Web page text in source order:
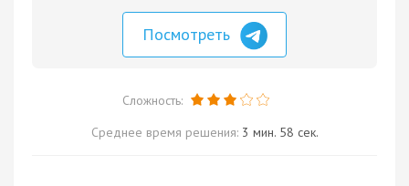
Посмотреть
Сложность:
Среднее время решения: 3 мин. 58 сек.